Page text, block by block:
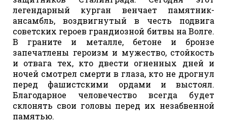
легендарный курган венчает памятник-
ансамбль, воздвигнутый в честь подвига
советских героев грандиозной битвы на Волге.
В граните и металле, бетоне и бронзе
запечатлены героизм и мужество, стойкость
и отвага тех, кто двести огненных дней и
ночей смотрел смерти в глаза, кто не дрогнул
перед фашистскими ордами и выстоял.
Благодарное человечество всегда будет
склонять свои головы перед их незабвенной
памятью.